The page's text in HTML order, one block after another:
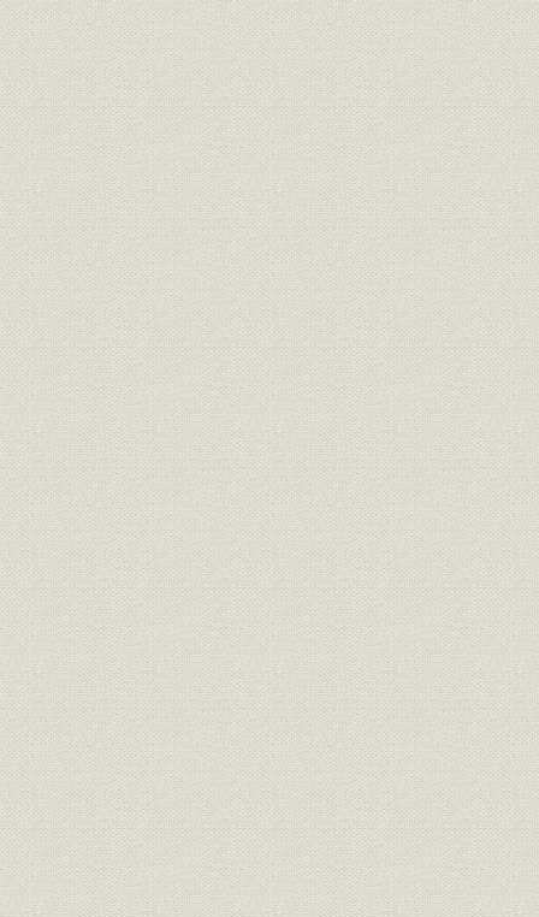
関係会社;財務・業績
事 (7)投資顧問 (8)YICM (9)ユニ
ベン (10)ツーリスト (11)エンタ
ー (12)総合ファイナンス
56期~58期
関係会社;財務・業績
関連会社の業績 参考 ベンチャー
キャピタルの業績
1984年(昭
手数料 受入手数料 計画と実績
1972年(昭
(昭和59年
手数料 受入手数料 実績の本部別数値
1972年(
(昭和59年
株式;販売 東証株式売買高4社シェア推移
1971年(昭
(昭和60年
有価証券;業界
4社保護預り有価証券残高の推
移
1971年(昭
(昭和60年
株式;業界
株式の引受・売出および募集・
売出の取扱い状況
1971年(
(昭和57年
債券;シェア 公社債引受4社シェア
1972年(
年)